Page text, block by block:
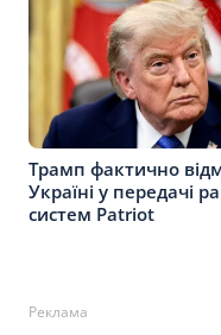
Трамп фактично
Україні у передачі
систем Patriot
Реклама